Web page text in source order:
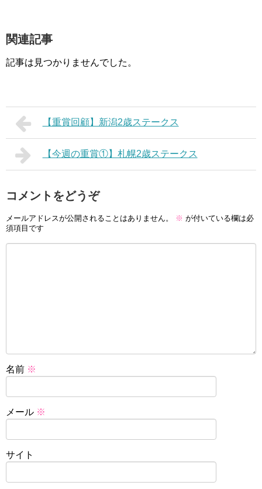
関連記事
記事は見つかりませんでした。
【重賞回顧】新潟2歳ステークス
【今週の重賞①】札幌2歳ステークス
コメントをどうぞ
メールアドレスが公開されることはありません。 ※ が付いている欄は必
須項目です
名前 ※
メール ※
サイト